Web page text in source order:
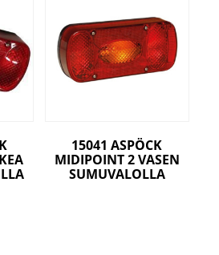
15041 ASPÖCK
MIDIPOINT 2 VASEN
SUMUVALOLLA